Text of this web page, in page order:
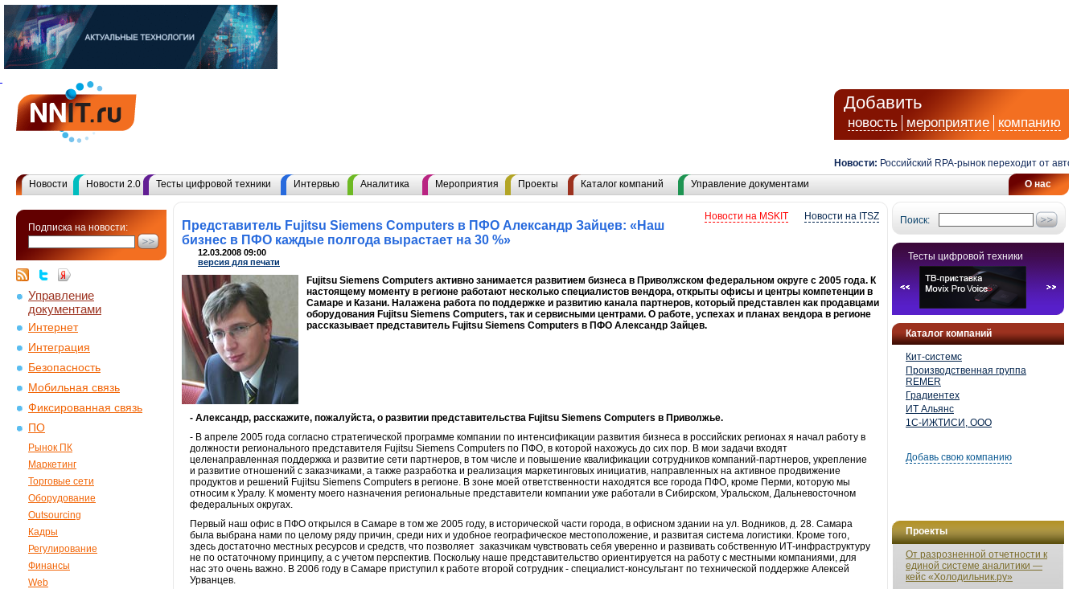
Добавить
новость мероприятие компанию
Новости: Российский RPA-рынок переходит от
О нас
Новости Новости 2.0 Тесты цифровой техники Интервью Аналитика Мероприятия Проекты Каталог компаний Управление документами
Подписка на новости:
Управление
документами
Интернет
Интеграция
Безопасность
Мобильная связь
Фиксированная связь
ПО
Рынок ПК
Маркетинг
Торговые сети
Оборудование
Outsourcing
Кадры
Регулирование
Финансы
Web
Поиск:
Тесты цифровой техники
Каталог компаний
Кит-системс
Производственная группа
REMER
Градиентех
ИТ Альянс
1С-ИЖТИСИ, ООО
Добавь свою компанию
Проекты
От разрозненной отчетности к
единой системе аналитики —
кейс «Холодильник.ру»
Новости на ITSZ
Новости на MSKIT
Представитель Fujitsu Siemens Computers в ПФО Александр Зайцев: «Наш
бизнес в ПФО каждые полгода вырастает на 30 %»
12.03.2008 09:00
версия для печати
Fujitsu Siemens Computers активно занимается развитием бизнеса в Приволжском федеральном округе с 2005 года. К
настоящему моменту в регионе работают несколько специалистов вендора, открыты офисы и центры компетенции в
Самаре и Казани. Налажена работа по поддержке и развитию канала партнеров, который представлен как продавцами
оборудования Fujitsu Siemens Computers, так и сервисными центрами. О работе, успехах и планах вендора в регионе
рассказывает представитель Fujitsu Siemens Computers в ПФО Александр Зайцев.
- Александр, расскажите, пожалуйста, о развитии представительства Fujitsu Siemens Computers в Приволжье.
- В апреле 2005 года согласно стратегической программе компании по интенсификации развития бизнеса в российских регионах я начал работу в
должности регионального представителя Fujitsu Siemens Computers по ПФО, в которой нахожусь до сих пор. В мои задачи входят
целенаправленная поддержка и развитие сети партнеров, в том числе и повышение квалификации сотрудников компаний-партнеров, укрепление
и развитие отношений с заказчиками, а также разработка и реализация маркетинговых инициатив, направленных на активное продвижение
продуктов и решений Fujitsu Siemens Computers в регионе. В зоне моей ответственности находятся все города ПФО, кроме Перми, которую мы
относим к Уралу. К моменту моего назначения региональные представители компании уже работали в Сибирском, Уральском, Дальневосточном
федеральных округах.
Первый наш офис в ПФО открылся в Самаре в том же 2005 году, в исторической части города, в офисном здании на ул. Водников, д. 28. Самара
была выбрана нами по целому ряду причин, среди них и удобное географическое местоположение, и развитая система логистики. Кроме того,
здесь достаточно местных ресурсов и средств, что позволяет заказчикам чувствовать себя уверенно и развивать собственную ИТ-инфраструктуру
не по остаточному принципу, а с учетом перспектив. Поскольку наше представительство ориентируется на работу с местными компаниями, для
нас это очень важно. В 2006 году в Самаре приступил к работе второй сотрудник - специалист-консультант по технической поддержке Алексей
Урванцев.